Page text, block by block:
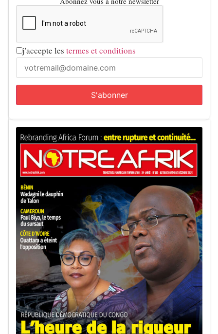
j'accepte les termes et conditions